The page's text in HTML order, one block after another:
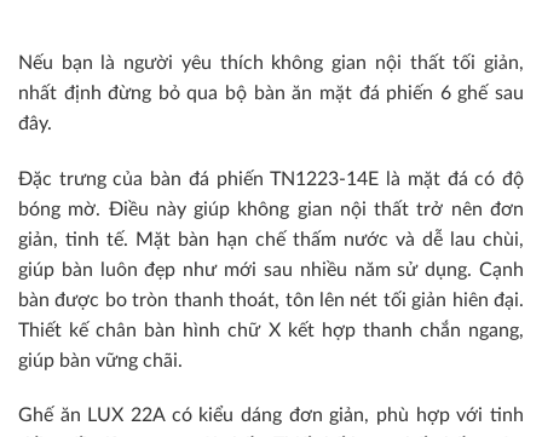
Nếu bạn là người yêu thích không gian nội thất tối giản,
nhất định đừng bỏ qua bộ bàn ăn mặt đá phiến 6 ghế sau
đây.
Đặc trưng của bàn đá phiến TN1223-14E là mặt đá có độ
bóng mờ. Điều này giúp không gian nội thất trở nên đơn
giản, tinh tế. Mặt bàn hạn chế thấm nước và dễ lau chùi,
giúp bàn luôn đẹp như mới sau nhiều năm sử dụng. Cạnh
bàn được bo tròn thanh thoát, tôn lên nét tối giản hiên đại.
Thiết kế chân bàn hình chữ X kết hợp thanh chắn ngang,
giúp bàn vững chãi.
Ghế ăn LUX 22A có kiểu dáng đơn giản, phù hợp với tinh